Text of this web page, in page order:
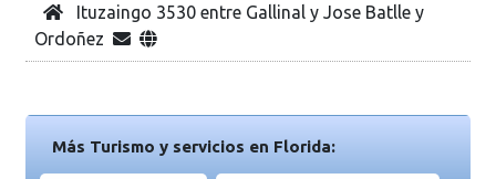
Ituzaingo 3530 entre Gallinal y Jose Batlle y
Ordoñez
Más Turismo y servicios en Florida: